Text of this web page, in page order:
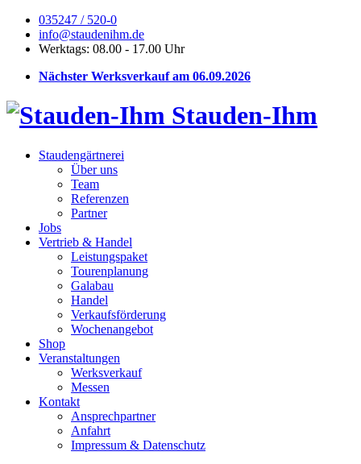
035247 / 520-0
info@staudenihm.de
Werktags: 08.00 - 17.00 Uhr
Nächster Werksverkauf am 06.09.2026
Stauden-Ihm
Staudengärtnerei
Über uns
Team
Referenzen
Partner
Jobs
Vertrieb & Handel
Leistungspaket
Tourenplanung
Galabau
Handel
Verkaufsförderung
Wochenangebot
Shop
Veranstaltungen
Werksverkauf
Messen
Kontakt
Ansprechpartner
Anfahrt
Impressum & Datenschutz